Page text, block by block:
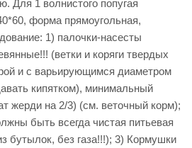
Для 1 волнистого попугая
форма прямоугольная,
1) палочки-насесты
(ветки и коряги твердых
и с варьирующимся диаметром
кипятком), минимальный
жерди на 2/3) (см. веточный корм);
быть всегда чистая питьевая
бутылок, без газа!!!); 3) Кормушки